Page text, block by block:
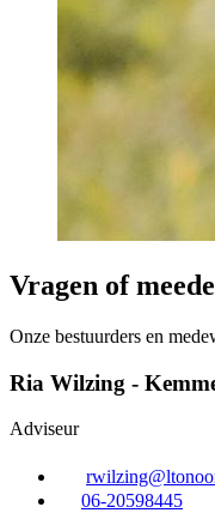
Vragen of
Onze bestuurders en
Ria Wilzing -
Adviseur
06-20598445